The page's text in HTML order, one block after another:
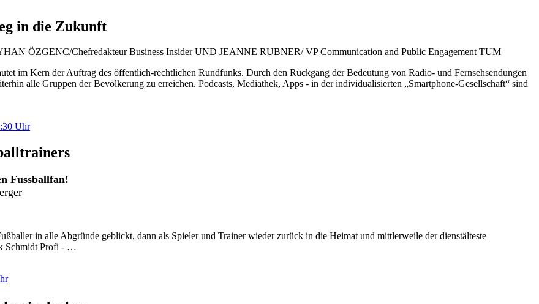
in die Zukunft
ÖZGENC/Chefredakteur Business Insider UND JEANNE RUBNER/ VP Communication and Public Engagement TUM
im Kern der Auftrag des öffentlich-rechtlichen Rundfunks. Durch den Rückgang der Bedeutung von Radio- und Fernsehsendungen
alle Gruppen der Bevölkerung zu erreichen. Podcasts, Mediathek, Apps - in der individualisierten „Smartphone-Gesellschaft“ sind
Uhr
Fussballfan!
in alle Abgründe geblickt, dann als Spieler und Trainer wieder zurück in die Heimat und mittlerweile der dienstälteste
Schmidt Profi - …